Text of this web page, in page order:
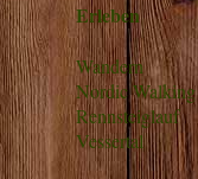
Erleben
Wandern
Nordic Walking
Rennsteiglauf
Vessertal